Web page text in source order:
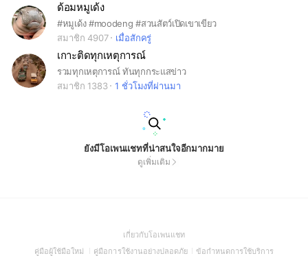
ด้อมหมูเด้ง
#หมูเด้ง #moodeng #สวนสัตว์เปิดเขาเขียว
สมาชิก 4907
เมื่อสักครู่
เกาะติดทุกเหตุการณ์
รวมทุกเหตุการณ์ ทันทุกกระแสข่าว
สมาชิก 1383
1 ชั่วโมงที่ผ่านมา
ยังมีโอเพนแชทที่น่าสนใจอีกมากมาย
ดูเพิ่มเติม
เกี่ยวกับโอเพนแชท(Open
in
คู่มือผู้ใช้มือใหม่ (Open
คู่มือการใช้งานอย่างปลอดภัย(Open
ข้อกำหนดการใช้บริการ(Open